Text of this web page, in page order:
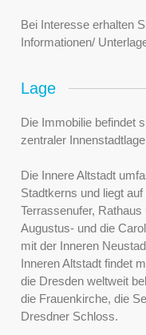
Bei Interesse erhalten
Informationen/
Lage
Die Immobilie befindet
zentraler
Die Innere Altstadt
Stadtkerns und liegt
Terrassenufer,
Augustus- und die
mit der Inneren
Inneren Altstadt findet
die Dresden weltweit
die Frauenkirche, die
Dresdner Schloss.